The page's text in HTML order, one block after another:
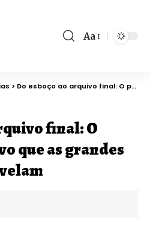
Aa
> Do esboço ao arquivo final: O processo criativo que as grandes gráficas não revelam
final: O
que as grandes